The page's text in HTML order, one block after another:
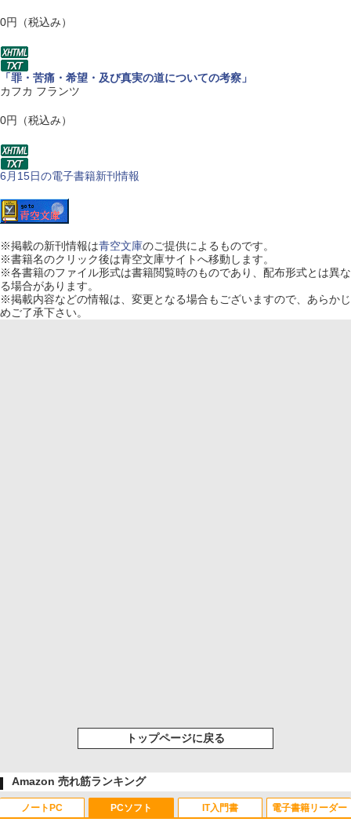
0円（税込み）
「罪・苦痛・希望・及び真実の道についての考察」
カフカ フランツ
0円（税込み）
6月15日の電子書籍新刊情報
※掲載の新刊情報は青空文庫のご提供によるものです。
※書籍名のクリック後は青空文庫サイトへ移動します。
※各書籍のファイル形式は書籍閲覧時のものであり、配布形式とは異な
る場合があります。
※掲載内容などの情報は、変更となる場合もございますので、あらかじ
めご了承下さい。
トップページに戻る
Amazon 売れ筋ランキング
ノートPC PCソフト IT入門書 電子書籍リーダー